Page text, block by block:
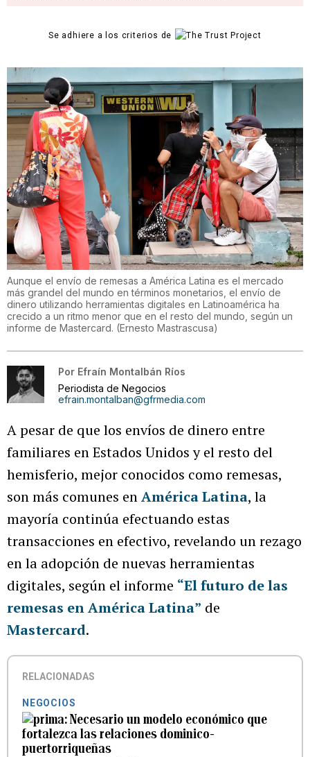
Se adhiere a los criterios de
Aunque el envío de remesas a América Latina es el mercado
más grandel del mundo en términos monetarios, el envío de
dinero utilizando herramientas digitales en Latinoamérica ha
crecido a un ritmo menor que en el resto del mundo, según un
informe de Mastercard. (Ernesto Mastrascusa)
Por Efraín Montalbán Ríos
Periodista de Negocios
efrain.montalban@gfrmedia.com
A pesar de que los envíos de dinero entre
familiares en Estados Unidos y el resto del
hemisferio, mejor conocidos como remesas,
son más comunes enAmérica Latina, la
mayoría continúa efectuando estas
transacciones en efectivo, revelando un rezago
en la adopción de nuevas herramientas
digitales, según el informe “El futuro de las
remesas en América Latina” de
Mastercard.
RELACIONADAS
NEGOCIOS
Necesario un modelo económico que
fortalezca las relaciones dominico-
puertorriqueñas